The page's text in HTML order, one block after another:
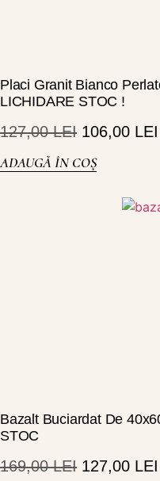
Placi Granit Bianco
LICHIDARE STOC !
127,00LEI 106,00 LEI
ADAUGĂ ÎN COȘ
Bazalt Buciardat De
STOC
169,00LEI 127,00 LEI